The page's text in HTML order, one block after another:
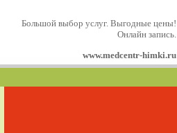
Большой выбор услуг. Выгодные цены!
Онлайн запись.
www.medcentr-himki.ru